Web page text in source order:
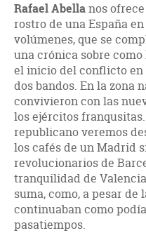
Rafael Abellanos
rostro de una España
volúmenes, que se
una crónica sobre
el inicio del conflicto en
dos bandos. En la zona
convivieron con las
los ejércitos
republicano veremos
los cafés de un Madrid
revolucionarios de
tranquilidad de
suma, como, a pesar de
continuaban como
pasatiempos.